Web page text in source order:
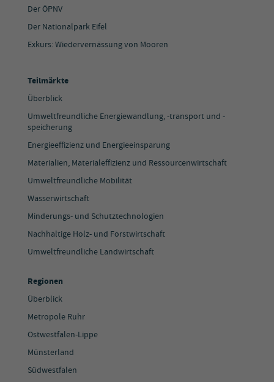
Der ÖPNV
Der Nationalpark Eifel
Exkurs: Wiedervernässung von Mooren
Teilmärkte
Überblick
Umweltfreundliche Energiewandlung, -transport und -
speicherung
Energieeffizienz und Energieeinsparung
Materialien, Materialeffizienz und Ressourcenwirtschaft
Umweltfreundliche Mobilität
Wasserwirtschaft
Minderungs- und Schutztechnologien
Nachhaltige Holz- und Forstwirtschaft
Umweltfreundliche Landwirtschaft
Regionen
Überblick
Metropole Ruhr
Ostwestfalen-Lippe
Münsterland
Südwestfalen